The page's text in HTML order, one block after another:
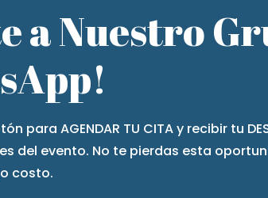
a Nuestro
para AGENDAR TU CITA y recibir tu
del evento. No te pierdas esta
costo.